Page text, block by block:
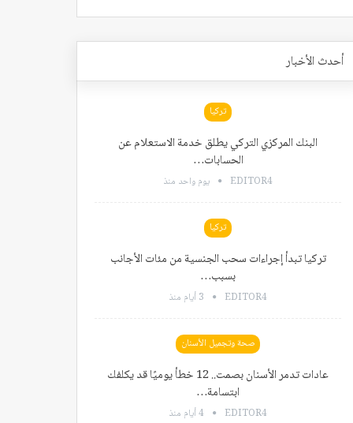
أحدث الأخبار
تركيا
البنك المركزي التركي يطلق خدمة الاستعلام عن
الحسابات…
EDITOR4 يوم واحد منذ
تركيا
تركيا تبدأ إجراءات سحب الجنسية من مئات الأجانب
بسبب…
EDITOR4 3 أيام منذ
صحة وتجميل الأسنان
عادات تدمر الأسنان بصمت.. 12 خطأ يوميًا قد يكلفك
ابتسامة…
EDITOR4 4 أيام منذ